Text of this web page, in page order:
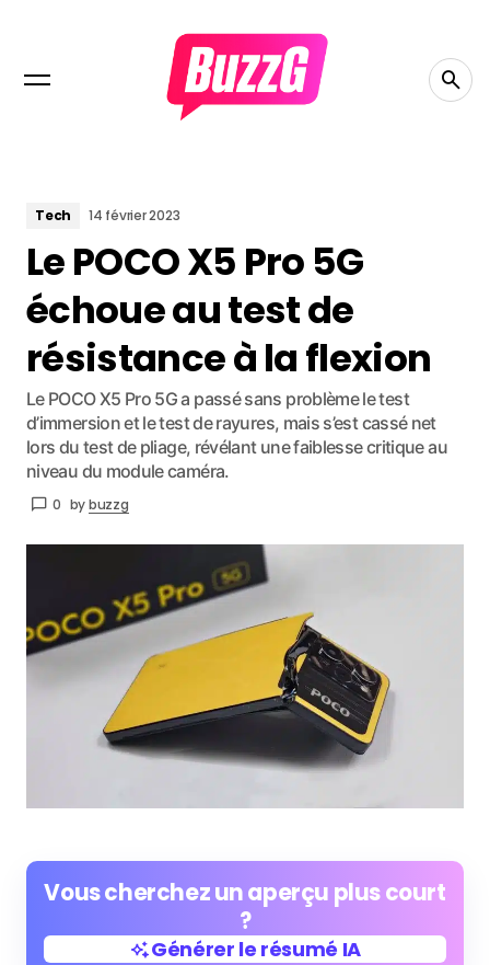
Tech 14 février 2023
Le POCO X5 Pro 5G
échoue au test de
résistance à la flexion
Le POCO X5 Pro 5G a passé sans problème le test
d’immersion et le test de rayures, mais s’est cassé net
lors du test de pliage, révélant une faiblesse critique au
niveau du module caméra.
0 bybuzzg
Vous cherchez un aperçu plus court
?
Générer le résumé IA